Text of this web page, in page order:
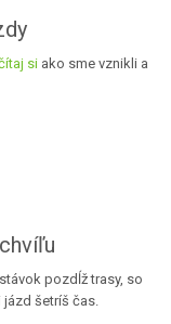
si ako sme vznikli a
pozdĺž trasy, so
šetríš čas.